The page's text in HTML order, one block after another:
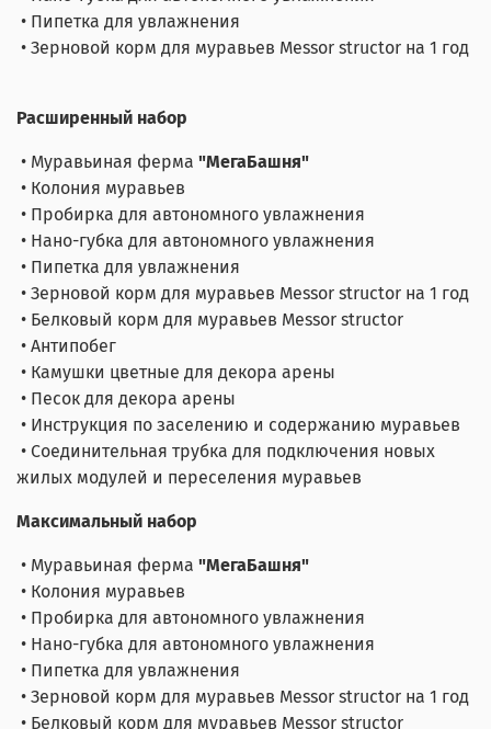
• Пипетка для увлажнения
• Зерновой корм для муравьев Messor structor на 1 год
Расширенный набор
• Муравьиная ферма "МегаБашня"
• Колония муравьев
• Пробирка для автономного увлажнения
• Нано-губка для автономного увлажнения
• Пипетка для увлажнения
• Зерновой корм для муравьев Messor structor на 1 год
• Белковый корм для муравьев Messor structor
• Антипобег
• Камушки цветные для декора арены
• Песок для декора арены
• Инструкция по заселению и содержанию муравьев
• Соединительная трубка для подключения новых
жилых модулей и переселения муравьев
Максимальный набор
• Муравьиная ферма "МегаБашня"
• Колония муравьев
• Пробирка для автономного увлажнения
• Нано-губка для автономного увлажнения
• Пипетка для увлажнения
• Зерновой корм для муравьев Messor structor на 1 год
• Белковый корм для муравьев Messor structor